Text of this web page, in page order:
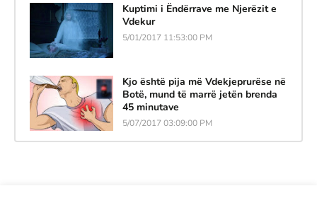
Kuptimi i Ëndërrave me Njerëzit e
Vdekur
5/01/2017 11:53:00 PM
Kjo është pija më Vdekjeprurëse në
Botë, mund të marrë jetën brenda
45 minutave
5/07/2017 03:09:00 PM